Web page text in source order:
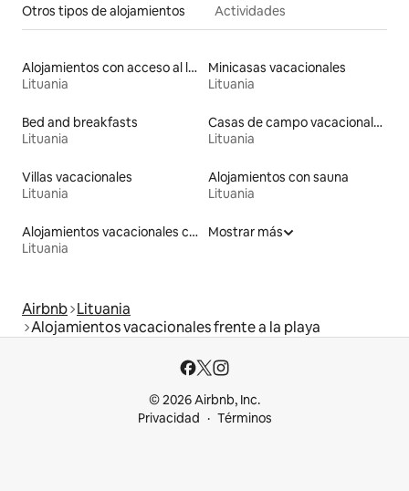
Otros tipos de alojamientos Actividades
Alojamientos con acceso al lago
Lituania
Minicasas vacacionales
Lituania
Bed and breakfasts
Lituania
Casas de campo vacacionales
Lituania
Villas vacacionales
Lituania
Alojamientos con sauna
Lituania
Alojamientos vacacionales con piscina
Lituania
Mostrar más
Airbnb Lituania
Alojamientos vacacionales frente a la playa
© 2026 Airbnb, Inc.
Privacidad
Términos